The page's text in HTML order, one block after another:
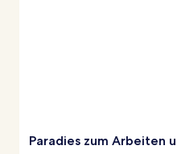
Paradies zum Arbeiten